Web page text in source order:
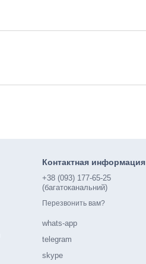
Контактная информация
+38 (093) 177-65-25
(багатоканальний)
Перезвонить вам?
whats-app
telegram
skype